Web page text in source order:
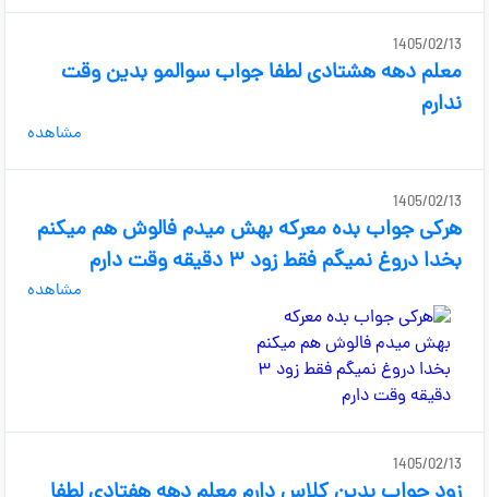
1405/02/13
معلم دهه هشتادی لطفا جواب سوالمو بدین وقت
ندارم
مشاهده
1405/02/13
هرکی جواب بده معرکه بهش میدم فالوش هم میکنم
بخدا دروغ نمیگم فقط زود ۳ دقیقه وقت دارم
مشاهده
1405/02/13